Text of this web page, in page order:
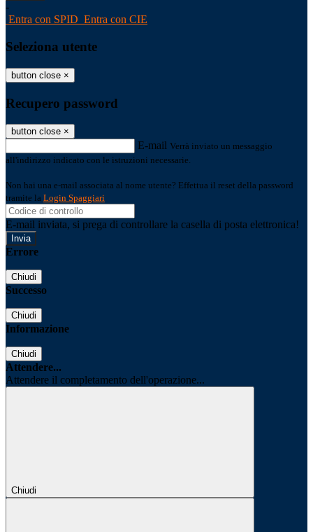
-
Entra con SPID Entra con CIE
Seleziona utente
button close ×
Recupero password
button close ×
E-mail Verrà inviato un messaggio
all'indirizzo indicato con le istruzioni necessarie.
Non hai una e-mail associata al nome utente? Effettua il reset della password
tramite la Login Spaggiari
E-mail inviata, si prega di controllare la casella di posta elettronica!
Errore
Chiudi
Successo
Chiudi
Informazione
Chiudi
Attendere...
Attendere il completamento dell'operazione...
Chiudi